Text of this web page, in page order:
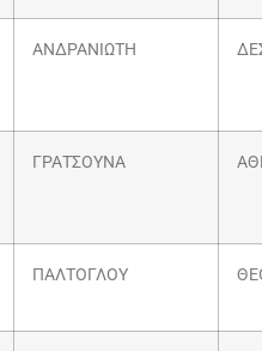
ΑΝΔΡΑΝΙΩΤΗ
ΓΡΑΤΣΟΥΝΑ
ΠΑΛΤΟΓΛΟΥ